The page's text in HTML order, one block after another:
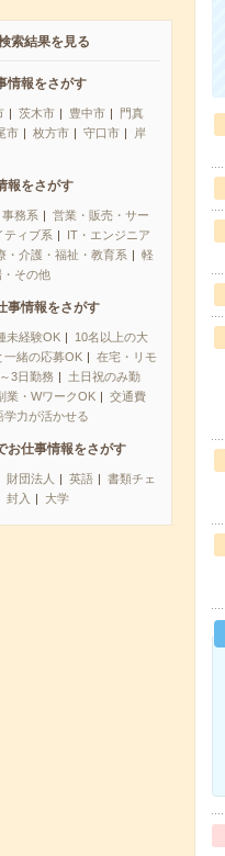
索結果を見る
情報をさがす
茨木市 豊中市
門真
市 枚方市 守口市
岸
報をさがす
務系
営業・販売・サー
ティブ系
IT・エンジニア
・介護・福祉・教育系
軽
その他
事情報をさがす
未経験OK
10名以上の大
一緒の応募OK
在宅・リモ
3日勤務
土日祝のみ勤
業・WワークOK
交通費
学力が活かせる
お仕事情報をさがす
財団法人 英語
書類チェ
封入 大学